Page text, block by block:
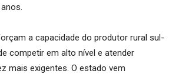
a capacidade do produtor rural sul-
competir em alto nível e atender
mais exigentes. O estado vem